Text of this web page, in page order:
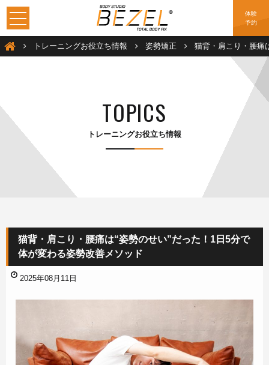
体験
予約
加圧トレーニングは大阪のBEZEL（ベゼル）
トレーニングお役立ち情報 姿勢矯正 猫背・肩こり・腰痛
TOPICS
トレーニングお役立ち情報
猫背・肩こり・腰痛は“姿勢のせい”だった！1日5分で
体が変わる姿勢改善メソッド
2025年08月11日